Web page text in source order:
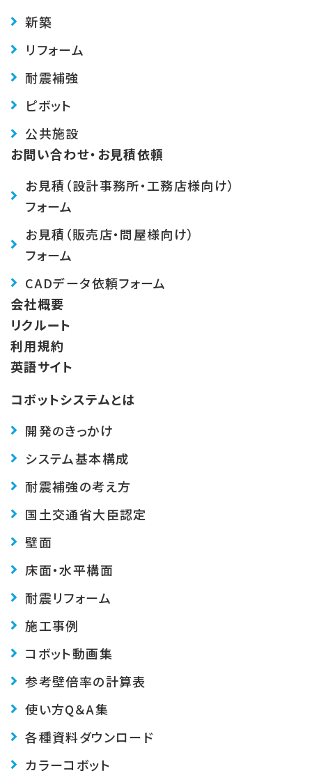
新築
リフォーム
耐震補強
ピボット
公共施設
お問い合わせ・お見積依頼
お見積（設計事務所・工務店様向け）
フォーム
お見積（販売店・問屋様向け）
フォーム
CADデータ依頼フォーム
会社概要
リクルート
利用規約
英語サイト
コボットシステムとは
開発のきっかけ
システム基本構成
耐震補強の考え方
国土交通省大臣認定
壁面
床面・水平構面
耐震リフォーム
施工事例
コボット動画集
参考壁倍率の計算表
使い方Q＆A集
各種資料ダウンロード
カラーコボット